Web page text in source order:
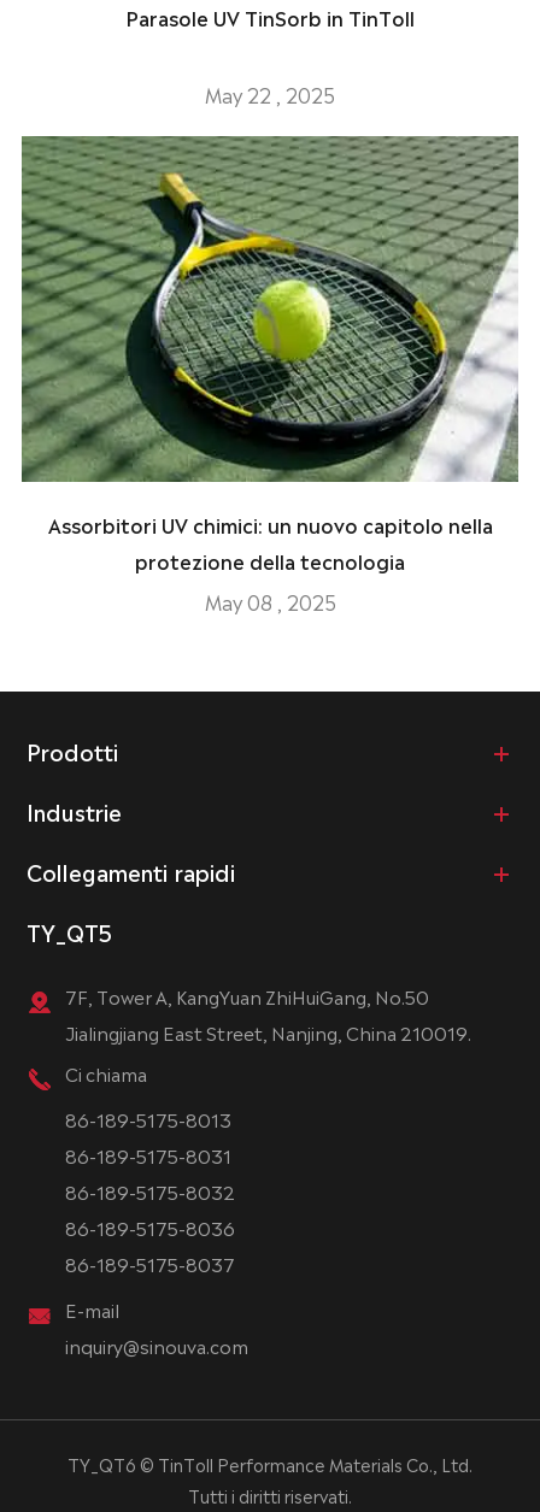
Parasole UV TinSorb in TinToll
May 22 , 2025
Assorbitori UV chimici: un nuovo capitolo nella
protezione della tecnologia
May 08 , 2025
Prodotti
Industrie
Collegamenti rapidi
TY_QT5
7F, Tower A, KangYuan ZhiHuiGang, No.50
Jialingjiang East Street, Nanjing, China 210019.
Ci chiama
86-189-5175-8013
86-189-5175-8031
86-189-5175-8032
86-189-5175-8036
86-189-5175-8037
E-mail
inquiry@sinouva.com
TY_QT6 © TinToll Performance Materials Co., Ltd.
Tutti i diritti riservati.